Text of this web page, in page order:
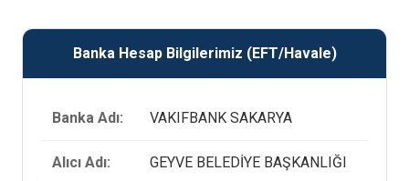
Banka Hesap Bilgilerimiz (EFT/Havale)
Banka Adı: VAKIFBANK SAKARYA
Alıcı Adı: GEYVE BELEDİYE BAŞKANLIĞI